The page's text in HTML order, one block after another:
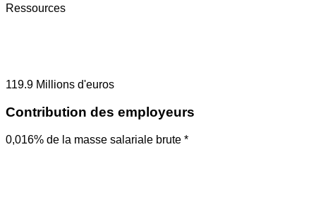
Ressources
119.9 Millions d'euros
Contribution des employeurs
0,016% de la masse salariale brute *